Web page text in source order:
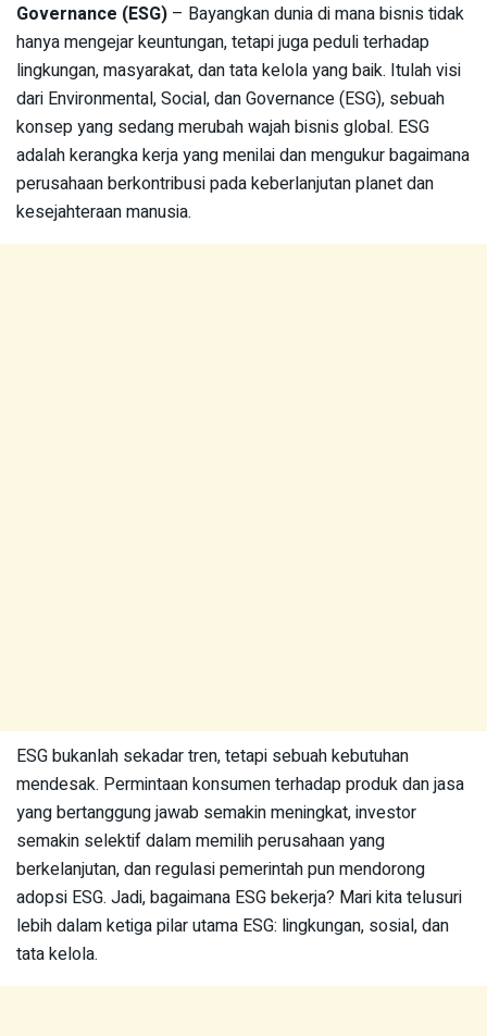
Governance (ESG) – Bayangkan dunia di mana bisnis tidak
hanya mengejar keuntungan, tetapi juga peduli terhadap
lingkungan, masyarakat, dan tata kelola yang baik. Itulah visi
dari Environmental, Social, dan Governance (ESG), sebuah
konsep yang sedang merubah wajah bisnis global. ESG
adalah kerangka kerja yang menilai dan mengukur bagaimana
perusahaan berkontribusi pada keberlanjutan planet dan
kesejahteraan manusia.
ESG bukanlah sekadar tren, tetapi sebuah kebutuhan
mendesak. Permintaan konsumen terhadap produk dan jasa
yang bertanggung jawab semakin meningkat, investor
semakin selektif dalam memilih perusahaan yang
berkelanjutan, dan regulasi pemerintah pun mendorong
adopsi ESG. Jadi, bagaimana ESG bekerja? Mari kita telusuri
lebih dalam ketiga pilar utama ESG: lingkungan, sosial, dan
tata kelola.